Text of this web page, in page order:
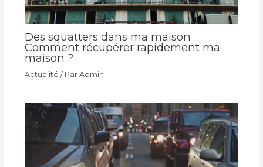
Des squatters dans ma maison
Comment récupérer rapidement ma
maison ?
Actualité / Par Admin